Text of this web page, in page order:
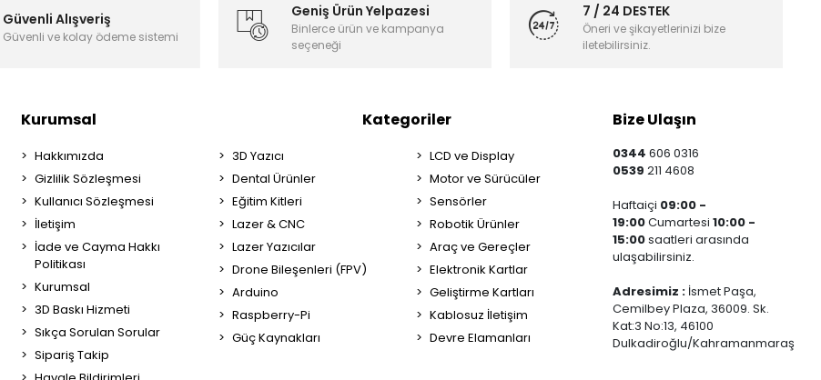
Güvenli Alışveriş
Güvenli ve kolay ödeme sistemi
Geniş Ürün Yelpazesi
Binlerce ürün ve kampanya
seçeneği
7 / 24 DESTEK
Öneri ve şikayetlerinizi bize
iletebilirsiniz.
Kurumsal
Hakkımızda
Gizlilik Sözleşmesi
Kullanıcı Sözleşmesi
İletişim
İade ve Cayma Hakkı
Politikası
Kurumsal
3D Baskı Hizmeti
Sıkça Sorulan Sorular
Sipariş Takip
Kategoriler
3D Yazıcı
Dental Ürünler
Eğitim Kitleri
Lazer & CNC
Lazer Yazıcılar
Drone Bileşenleri (FPV)
Arduino
Raspberry-Pi
Güç Kaynakları
LCD ve Display
Motor ve Sürücüler
Sensörler
Robotik Ürünler
Araç ve Gereçler
Elektronik Kartlar
Geliştirme Kartları
Kablosuz İletişim
Devre Elamanları
Bize Ulaşın
0344606 0316
0539211 4608
Haftaiçi 09:00 -
19:00Cumartesi10:00 -
15:00saatleri arasında
ulaşabilirsiniz.
Adresimiz : İsmet Paşa,
Cemilbey Plaza, 36009. Sk.
Kat:3 No:13, 46100
Dulkadiroğlu/Kahramanmaraş